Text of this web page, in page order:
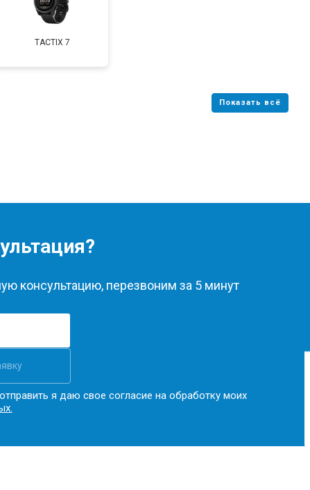
TACTIX 7
консультацию, перезвоним за 5 минут
я даю свое согласие на обработку моих